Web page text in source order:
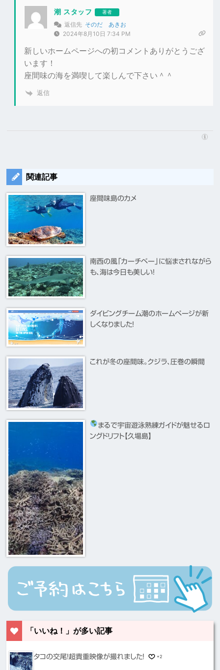
潮 スタッフ 著者
返信先 そのだ あきお
2024年8月10日 7:34 PM
新しいホームページへの初コメントありがとうござ
います！
座間味の海を満喫して楽しんで下さい＾＾
返信
関連記事
座間味島のカメ
南西の風「カーチベー」に悩まされながら
も、海は今日も美しい！
ダイビングチーム潮のホームページが新
しくなりました！
これが冬の座間味。クジラ、圧巻の瞬間
まるで宇宙遊泳熟練ガイドが魅せるロ
ングドリフト【久場島】
「いいね！」が多い記事
タコの交尾！超貴重映像が撮れました！ +2